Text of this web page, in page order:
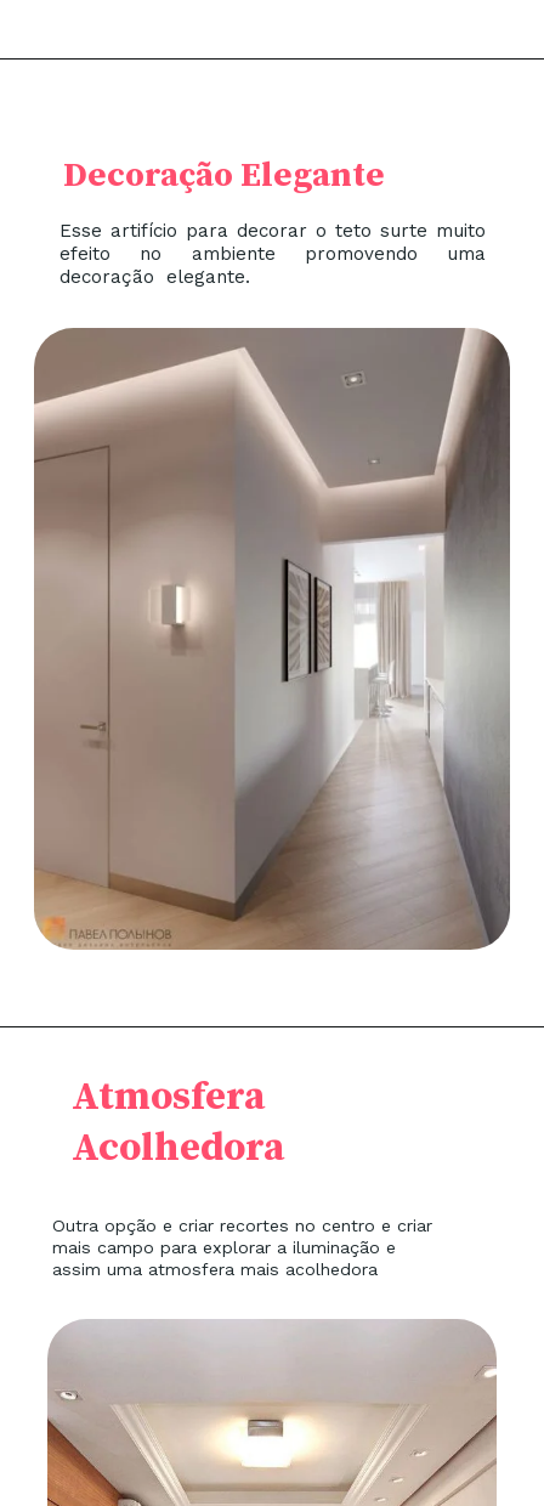
Esse artifício para decorar o teto surte muito
efeito no ambiente promovendo uma
decoração elegante.
Decoração Elegante
Outra opção e criar recortes no centro e criar
mais campo para explorar a iluminação e
assim uma atmosfera mais acolhedora
Atmosfera
Acolhedora